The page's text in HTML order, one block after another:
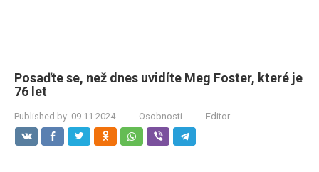
Posaďte se, než dnes uvidíte Meg Foster, které je
76 let
Published by: 09.11.2024 Osobnosti Editor